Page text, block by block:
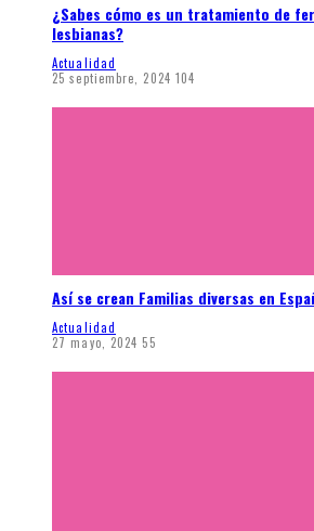
¿Sabes cómo es un tratamiento de
lesbianas?
Actualidad
25 septiembre, 2024 104
Así se crean Familias diversas en
Actualidad
27 mayo, 2024 55